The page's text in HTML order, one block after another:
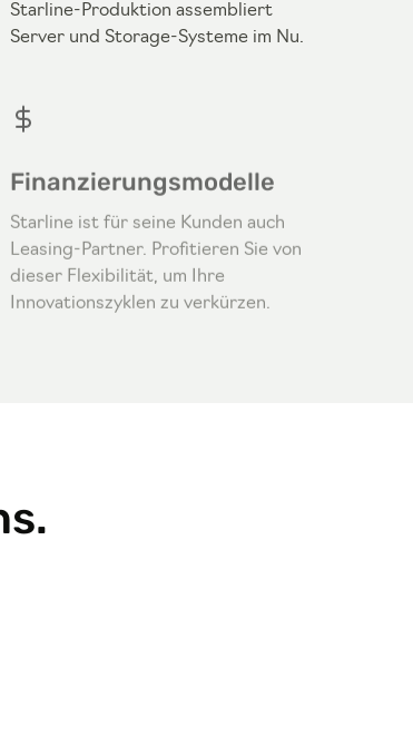
Starline-Produktion assembliert
Server und Storage-Systeme im Nu.
Finanzierungsmodelle
Starline ist für seine Kunden auch
Leasing-Partner. Profitieren Sie von
dieser Flexibilität, um Ihre
Innovationszyklen zu verkürzen.